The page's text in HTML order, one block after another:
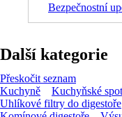
Bezpečnostní
Další kategorie
Přeskočit seznam
Kuchyně
Kuchyňské
Uhlíkové filtry do digestoře